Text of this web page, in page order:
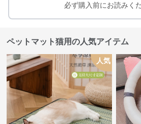
必ず購入前にお読みく
ペットマット猫用の人気アイテム
人気